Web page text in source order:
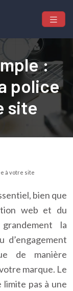
:
police
site
à votre site
bien que
web et du
la
d’engagement
de manière
marque. Le
limite pas à une